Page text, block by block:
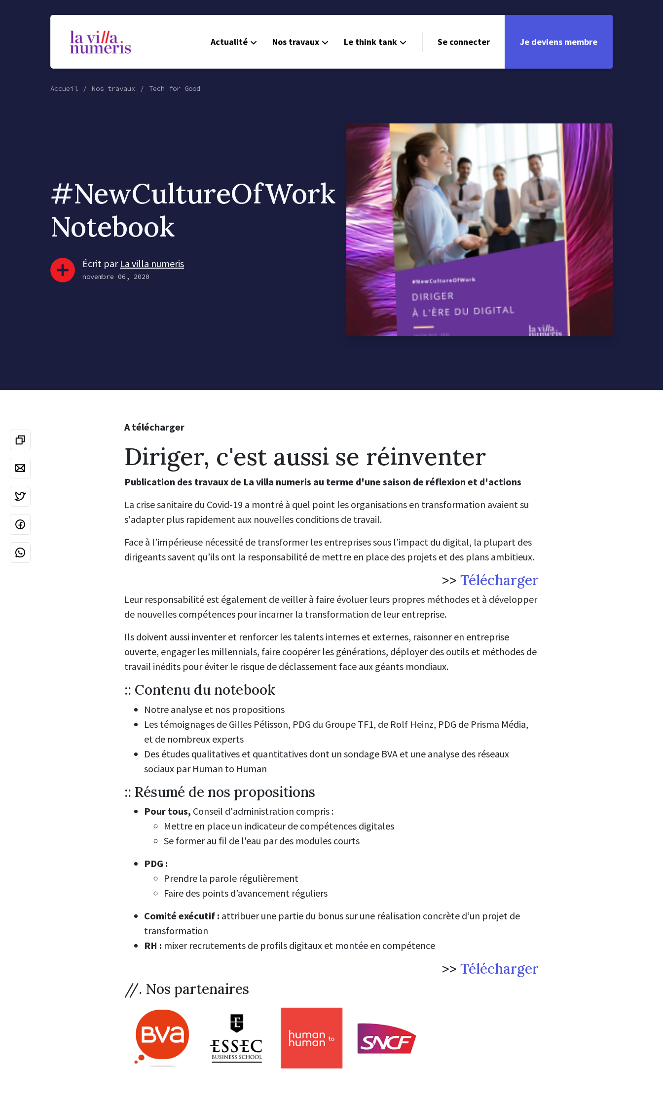
Actualité Nos travaux Le think tank Se connecter Je deviens membre
Accueil Nos travaux Tech for Good
#NewCultureOfWork
Notebook
Écrit par La villa numeris
novembre 06, 2020
A télécharger
Diriger, c'est aussi se réinventer
Publication des travaux de La villa numeris au terme d'une saison de réflexion et d'actions
La crise sanitaire du Covid-19 a montré à quel point les organisations en transformation avaient su
s'adapter plus rapidement aux nouvelles conditions de travail.
Face à l’impérieuse nécessité de transformer les entreprises sous l’impact du digital, la plupart des
dirigeants savent qu’ils ont la responsabilité de mettre en place des projets et des plans ambitieux.
>> Télécharger
Leur responsabilité est également de veiller à faire évoluer leurs propres méthodes et à développer
de nouvelles compétences pour incarner la transformation de leur entreprise.
Ils doivent aussi inventer et renforcer les talents internes et externes, raisonner en entreprise
ouverte, engager les millennials, faire coopérer les générations, déployer des outils et méthodes de
travail inédits pour éviter le risque de déclassement face aux géants mondiaux.
:: Contenu du notebook
Notre analyse et nos propositions
Les témoignages de Gilles Pélisson, PDG du Groupe TF1, de Rolf Heinz, PDG de Prisma Média,
et de nombreux experts
Des études qualitatives et quantitatives dont un sondage BVA et une analyse des réseaux
sociaux par Human to Human
:: Résumé de nos propositions
Pour tous, Conseil d'administration compris :
Mettre en place un indicateur de compétences digitales
Se former au fil de l'eau par des modules courts
PDG :
Prendre la parole régulièrement
Faire des points d’avancement réguliers
Comité exécutif : attribuer une partie du bonus sur une réalisation concrète d’un projet de
transformation
RH : mixer recrutements de profils digitaux et montée en compétence
>> Télécharger
//. Nos partenaires